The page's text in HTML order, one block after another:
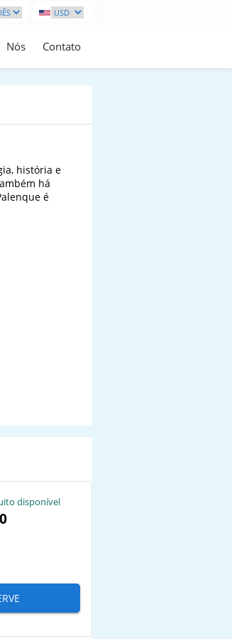
Nós Contato
história e
há
é
disponível